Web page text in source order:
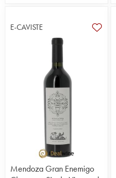
E-CAVISTE
Mendoza Gran Enemigo